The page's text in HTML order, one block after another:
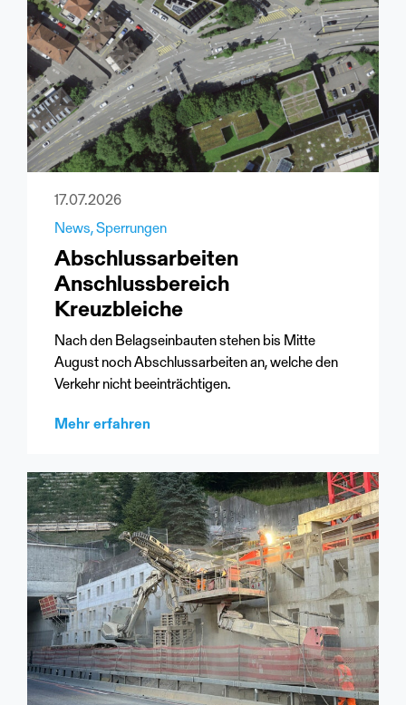
17.07.2026
News Sperrungen
Abschlussarbeiten
Anschlussbereich
Kreuzbleiche
Nach den Belagseinbauten stehen bis Mitte
August noch Abschlussarbeiten an, welche den
Verkehr nicht beeinträchtigen.
Mehr erfahren